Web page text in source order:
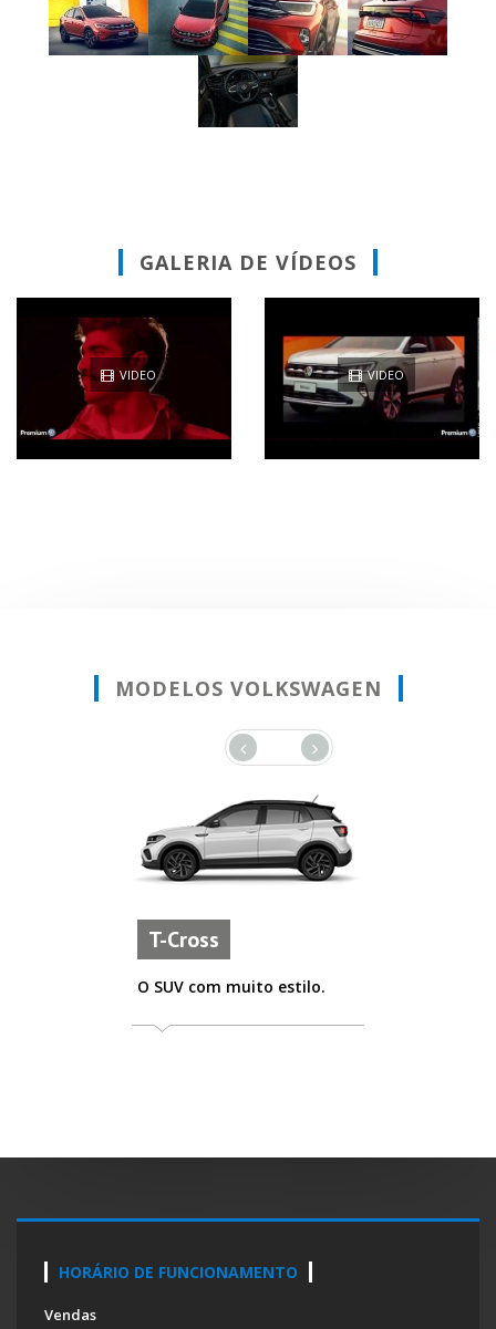
GALERIA DE VÍDEOS
VIDEO VIDEO
MODELOS VOLKSWAGEN
T-Cross
O SUV com muito estilo.
HORÁRIO DE FUNCIONAMENTO
Vendas